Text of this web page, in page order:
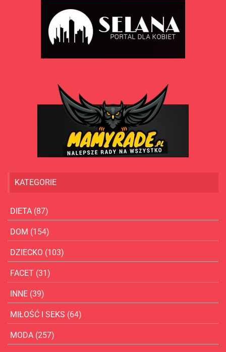
KATEGORIE
DIETA (87)
DOM (154)
DZIECKO (103)
FACET (31)
INNE (39)
MIŁOŚĆ I SEKS (64)
MODA (257)